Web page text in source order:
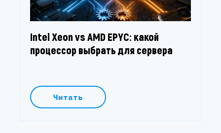
Intel Xeon vs AMD EPYC: какой
процессор выбрать для сервера
Читать